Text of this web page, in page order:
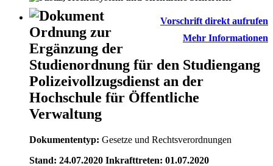
Vorschrift direkt aufrufen
Mehr Informationen
Ordnung zur
Ergänzung der
Studienordnung für den Studiengang
Polizeivollzugsdienst an der
Hochschule für Öffentliche
Verwaltung
Dokumententyp: Gesetze und Rechtsverordnungen
Stand: 24.07.2020 Inkrafttreten: 01.07.2020